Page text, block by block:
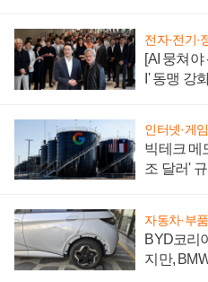
전자·전기·
[AI 뭉쳐
I' 동맹 강
인터넷·게
빅테크 메
조 달러'
자동차·부품
BYD코리
지만,